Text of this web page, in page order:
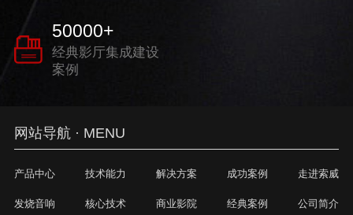
50000+
经典影厅集成建设
案例
网站导航 · MENU
产品中心
发烧音响
技术能力
核心技术
解决方案
商业影院
成功案例
经典案例
走进索威
公司简介